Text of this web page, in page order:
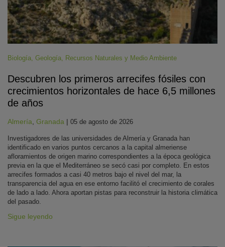
Biología, Geología, Recursos Naturales y Medio Ambiente
Descubren los primeros arrecifes fósiles con
crecimientos horizontales de hace 6,5 millones
de años
Almería Granada | 05 de agosto de 2026
Investigadores de las universidades de Almería y Granada han
identificado en varios puntos cercanos a la capital almeriense
afloramientos de origen marino correspondientes a la época geológica
previa en la que el Mediterráneo se secó casi por completo. En estos
arrecifes formados a casi 40 metros bajo el nivel del mar, la
transparencia del agua en ese entorno facilitó el crecimiento de corales
de lado a lado. Ahora aportan pistas para reconstruir la historia climática
del pasado.
Sigue leyendo